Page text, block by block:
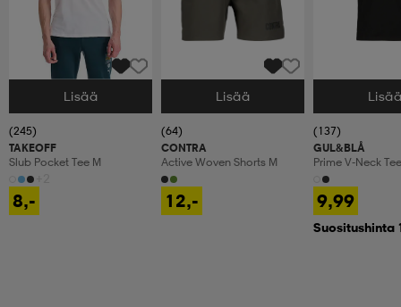
Valitse Koko
Lisää
(245)
TAKEOFF
Slub Pocket Tee M
8,-
Valitse Koko
Lisää
(64)
CONTRA
Active Woven Shorts M
12,-
Valitse Koko
(137)
GUL&BLÅ
Prime V-Neck
9,99
Suositushinta